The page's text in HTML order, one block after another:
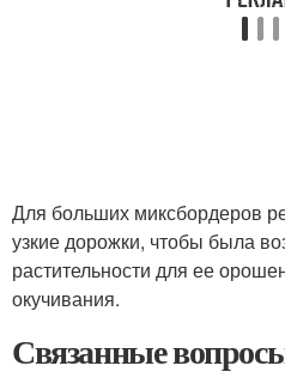
Для больших миксбордеров
узкие дорожки, чтобы была
растительности для ее
окучивания.
Связанные